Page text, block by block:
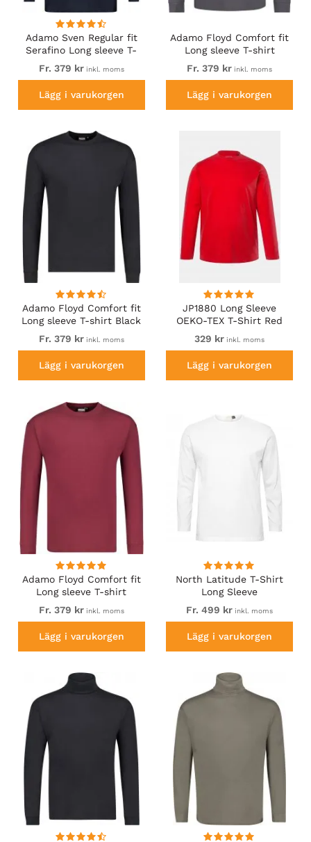
Adamo Sven Regular fit
Serafino Long sleeve T-
shirt Navy
Fr. 379 krinkl. moms
Lägg i varukorgen
Adamo Floyd Comfort fit
Long sleeve T-shirt
Charcoal
Fr. 379 kr inkl. moms
Lägg i varukorgen
Adamo Floyd Comfort fit
Long sleeve T-shirt Black
Fr. 379 krinkl. moms
Lägg i varukorgen
JP1880 Long Sleeve
OEKO-TEX T-Shirt Red
329 kr inkl. moms
Lägg i varukorgen
Adamo Floyd Comfort fit
Long sleeve T-shirt
Burgundy
Fr. 379 krinkl. moms
Lägg i varukorgen
North Latitude T-Shirt
Long Sleeve
Fr. 499 kr inkl. moms
Lägg i varukorgen